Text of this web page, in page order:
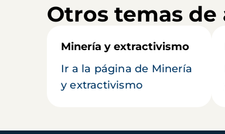
Otros temas
Minería y extractivismo
Ir a la página de Minería
y extractivismo